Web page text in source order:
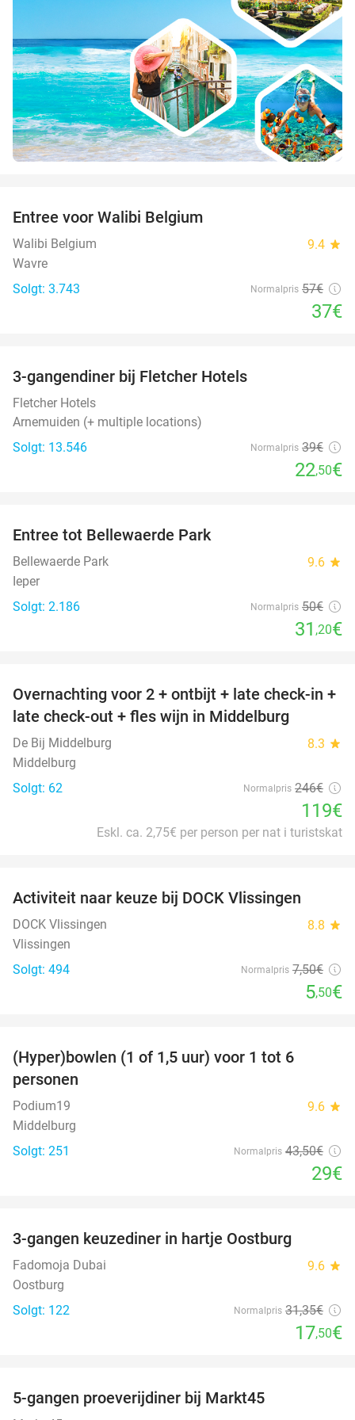
Entree voor Walibi Belgium
Walibi Belgium 9.4 star
Wavre
Solgt: 3.743
Normalpris 57€
37€
3-gangendiner bij Fletcher Hotels
Fletcher Hotels
Arnemuiden (+ multiple locations)
Solgt: 13.546
Normalpris 39€
22,50€
Entree tot Bellewaerde Park
Bellewaerde Park 9.6 star
Ieper
Solgt: 2.186
Normalpris 50€
31 ,20€
52%
Overnachting voor 2 + ontbijt + late check-in +
late check-out + fles wijn in Middelburg
De Bij Middelburg 8.3 star
Middelburg
Solgt: 62
Normalpris 246€
119€
Eskl. ca. 2,75€ per person per nat i turistskat
Activiteit naar keuze bij DOCK Vlissingen
DOCK Vlissingen 8.8 star
Vlissingen
Solgt: 494
Normalpris 7,50€
5,50€
(Hyper)bowlen (1 of 1,5 uur) voor 1 tot 6
personen
Podium19 9.6 star
Middelburg
Solgt: 251
Normalpris 43,50€
29€
3-gangen keuzediner in hartje Oostburg
Fadomoja Dubai 9.6 star
Oostburg
Solgt: 122
Normalpris 31,35€
17,50€
5-gangen proeverijdiner bij Markt45